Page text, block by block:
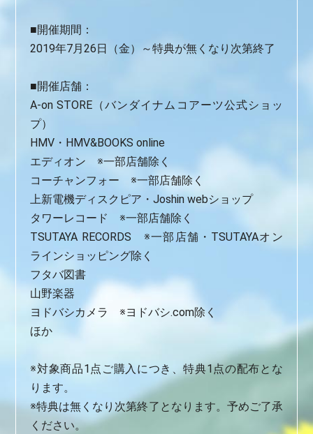
■開催期間：
2019年7月26日（金）～特典が無くなり次第終了
■開催店舗：
A-on STORE（バンダイナムコアーツ公式ショッ
プ）
HMV・HMV&BOOKS online
エディオン ※一部店舗除く
コーチャンフォー ※一部店舗除く
上新電機ディスクピア・Joshin webショップ
タワーレコード ※一部店舗除く
TSUTAYA RECORDS ※一部店舗・TSUTAYAオン
ラインショッピング除く
フタバ図書
山野楽器
ヨドバシカメラ ※ヨドバシ.com除く
ほか
※対象商品1点ご購入につき、特典1点の配布とな
ります。
※特典は無くなり次第終了となります。予めご了承
ください。